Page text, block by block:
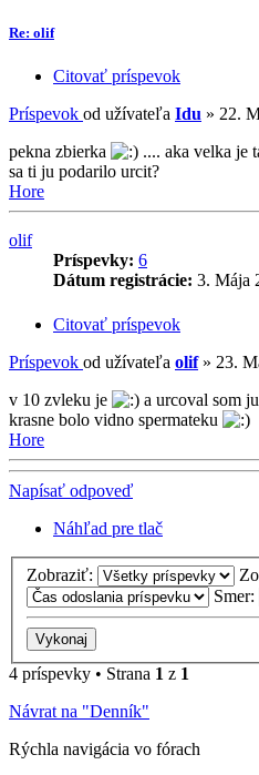
Re: olif
Citovať príspevok
Príspevok od užívateľa Idu » 22.
pekna zbierka
.... aka velka je
sa ti ju podarilo urcit?
Hore
olif
Príspevky: 6
Dátum registrácie: 3. Mája
Citovať príspevok
Príspevok od užívateľa olif» 23.
v 10 zvleku je
a urcoval som
krasne bolo vidno spermateku
Hore
Napísať odpoveď
Náhľad pre tlač
Zobraziť:
Smer:
4 príspevky • Strana 1 z 1
Návrat na "Denník"
Rýchla navigácia vo fórach